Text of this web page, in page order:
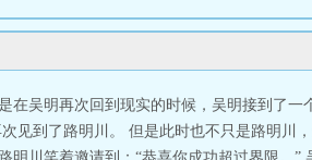
在吴明再次回到现实的时候，吴明接到了
见到了路明川。 但是此时也不只是路明川